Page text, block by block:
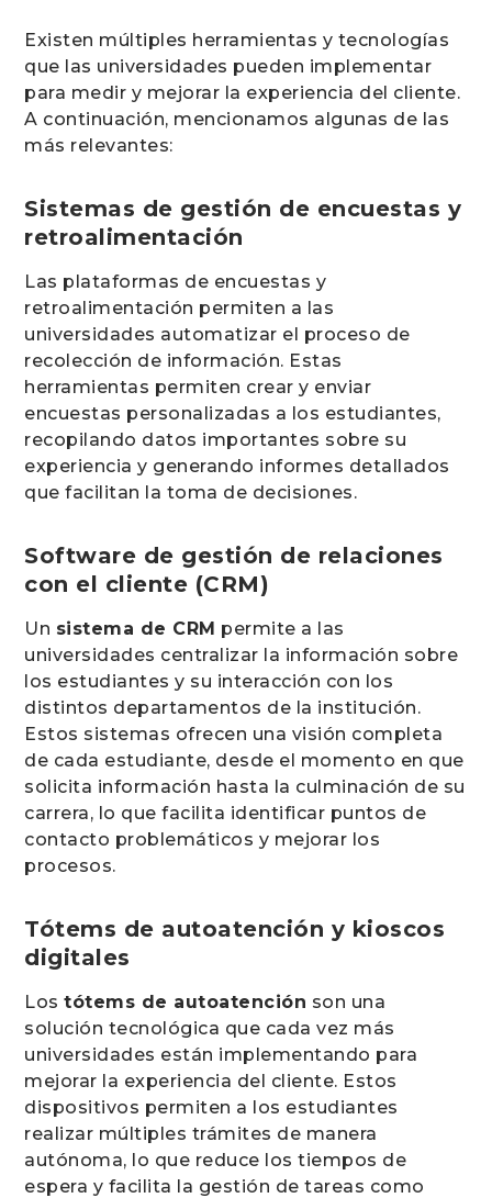
Existen múltiples herramientas y tecnologías
que las universidades pueden implementar
para medir y mejorar la experiencia del cliente.
A continuación, mencionamos algunas de las
más relevantes:
Sistemas de gestión de encuestas y
retroalimentación
Las plataformas de encuestas y
retroalimentación permiten a las
universidades automatizar el proceso de
recolección de información. Estas
herramientas permiten crear y enviar
encuestas personalizadas a los estudiantes,
recopilando datos importantes sobre su
experiencia y generando informes detallados
que facilitan la toma de decisiones.
Software de gestión de relaciones
con el cliente (CRM)
Un sistema de CRM permite a las
universidades centralizar la información sobre
los estudiantes y su interacción con los
distintos departamentos de la institución.
Estos sistemas ofrecen una visión completa
de cada estudiante, desde el momento en que
solicita información hasta la culminación de su
carrera, lo que facilita identificar puntos de
contacto problemáticos y mejorar los
procesos.
Tótems de autoatención y kioscos
digitales
Lostótems de autoatención son una
solución tecnológica que cada vez más
universidades están implementando para
mejorar la experiencia del cliente. Estos
dispositivos permiten a los estudiantes
realizar múltiples trámites de manera
autónoma, lo que reduce los tiempos de
espera y facilita la gestión de tareas como